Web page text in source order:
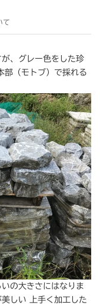
て
、グレー色をした珍
部（モトブ）で採れる
の大きさにはなりま
しい 上手く加工した